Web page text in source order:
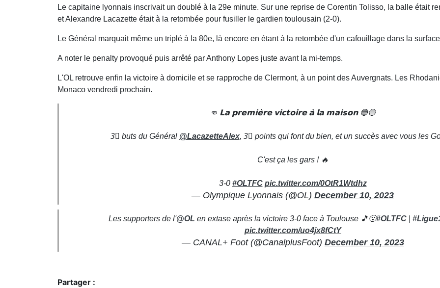
Le capitaine lyonnais inscrivait un doublé à la 29e minute. Sur une reprise de Corentin Tolisso, la balle était
et Alexandre Lacazette était à la retombée pour fusiller le gardien toulousain (2-0).
Le Général marquait même un triplé à la 80e, là encore en étant à la retombée d'un cafouillage dans la
A noter le penalty provoqué puis arrêté par Anthony Lopes juste avant la mi-temps.
L'OL retrouve enfin la victoire à domicile et se rapproche de Clermont, à un point des Auvergnats. Les
Monaco vendredi prochain.
👊 𝗟𝗮 𝗽𝗿𝗲𝗺𝗶𝗲̀𝗿𝗲 𝘃𝗶𝗰𝘁𝗼𝗶𝗿𝗲 𝗮̀ 𝗹𝗮 𝗺𝗮𝗶𝘀𝗼𝗻 🔴🔵
3⃣ buts du Général @LacazetteAlex, 3⃣ points qui font du bien, et un succès avec vous les
C'est ça les gars ! 🔥
3-0 #OLTFC pic.twitter.com/0OtR1Wtdhz
— Olympique Lyonnais (@OL) December 10, 2023
Les supporters de l'@OL en extase après la victoire 3-0 face à Toulouse 🎵😮#OLTFC|
pic.twitter.com/uo4jx8fCtY
— CANAL+ Foot (@CanalplusFoot) December 10, 2023
Partager :